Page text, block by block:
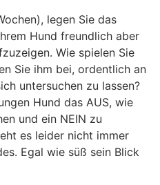
legen Sie das
Hund freundlich aber
Wie spielen Sie
Sie ihm bei, ordentlich an
untersuchen zu lassen?
Hund das AUS, wie
und ein NEIN zu
es leider nicht immer
Egal wie süß sein Blick